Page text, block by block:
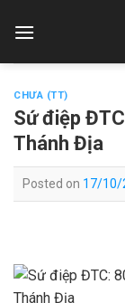
CHƯA (TT)
Sứ điệp
Thánh Địa
Posted on 17/10/